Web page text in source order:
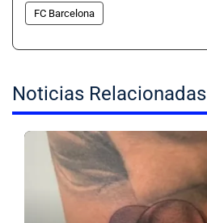
FC Barcelona
Noticias Relacionadas